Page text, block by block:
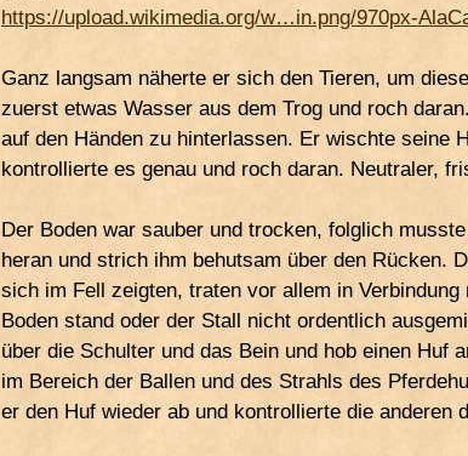
https://upload.wikimedia.org/w…in.png/970px-
Ganz langsam näherte er sich den Tieren, um
zuerst etwas Wasser aus dem Trog und roch
auf den Händen zu hinterlassen. Er wischte seine
kontrollierte es genau und roch daran. Neutraler,
Der Boden war sauber und trocken, folglich
heran und strich ihm behutsam über den Rücken.
sich im Fell zeigten, traten vor allem in
Boden stand oder der Stall nicht ordentlich
über die Schulter und das Bein und hob einen Huf
im Bereich der Ballen und des Strahls des
er den Huf wieder ab und kontrollierte die